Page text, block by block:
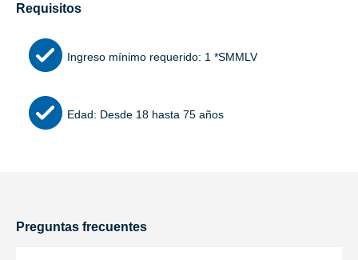
Requisitos
Ingreso mínimo requerido: 1 *SMMLV
Edad: Desde 18 hasta 75 años
Preguntas frecuentes